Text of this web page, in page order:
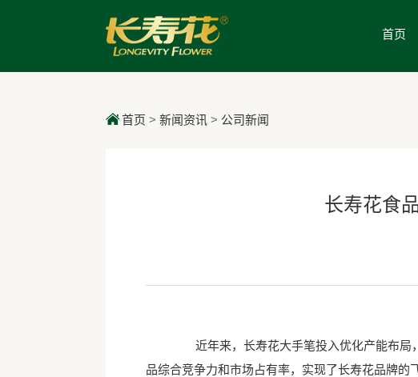
首页
首页 > 新闻资讯 > 公司新闻
长寿花食
近年来，长寿花大手笔投入优化产能布局
品综合竞争力和市场占有率，实现了长寿花品牌的